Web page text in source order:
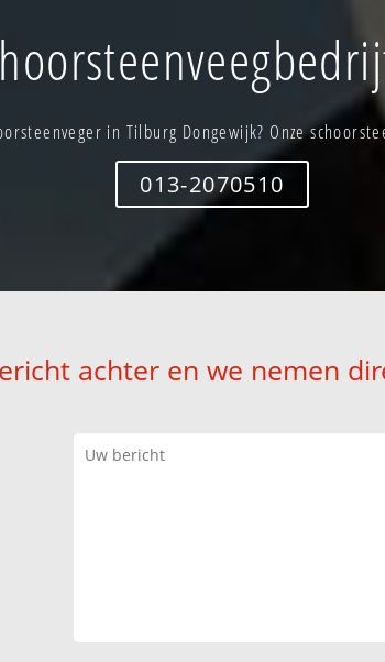
in Tilburg Dongewijk? Onze
013-2070510
achter en we nemen